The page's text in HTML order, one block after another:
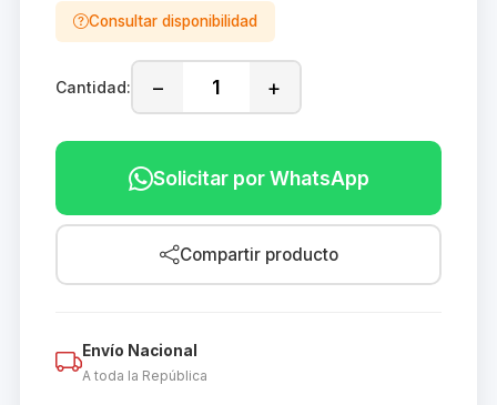
Consultar disponibilidad
Cantidad: − +
Solicitar por WhatsApp
Compartir producto
Envío Nacional
A toda la República